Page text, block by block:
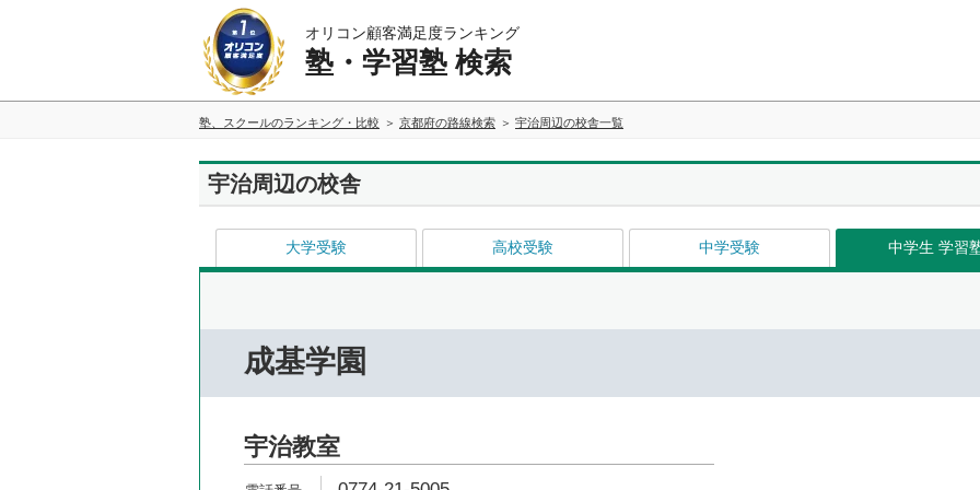
オリコン顧客満足度ランキング
塾・学習塾 検索
塾、スクールのランキング・比較 京都府の路線検索 宇治周辺の校舎一覧
宇治周辺の校舎
大学受験 高校受験 中学受験 中学生 学習
成基学園
宇治教室